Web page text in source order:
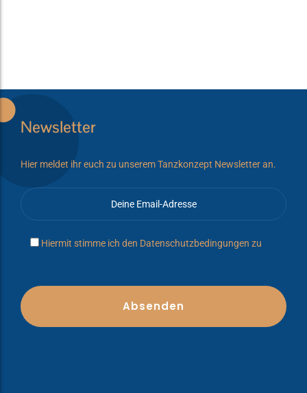
Newsletter
Hier meldet ihr euch zu unserem Tanzkonzept Newsletter an.
Hiermit stimme ich den Datenschutzbedingungen zu